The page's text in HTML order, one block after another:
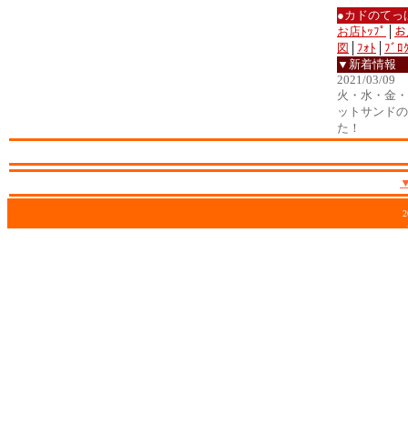
●カドのて
お店ﾄｯﾌﾟ
図
ﾌｫﾄ
ﾌﾞﾛ
▼新着情報
2021/03/09
火・水・金
ットサンド
た！